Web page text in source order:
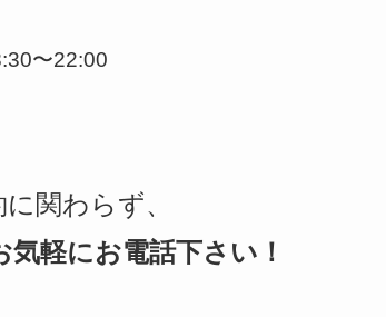
〜22:00
関わらず、
気軽にお電話下さい！